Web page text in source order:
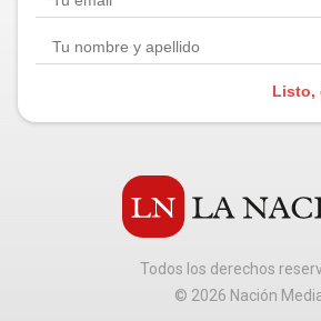
Listo,
Todos los derechos
© 2026 Nación